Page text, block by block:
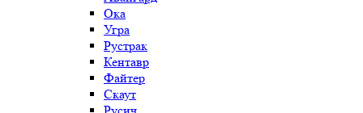
Ока
Угра
Рустрак
Кентавр
Файтер
Скаут